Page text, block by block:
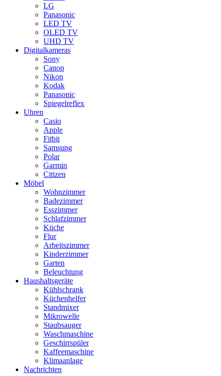
LG
Panasonic
LED TV
OLED TV
UHD TV
Digitalkameras
Sony
Canon
Nikon
Kodak
Panasonic
Spiegelreflex
Uhren
Casio
Apple
Fitbit
Samsung
Polar
Garmin
Citizen
Möbel
Wohnzimmer
Badezimmer
Esszimmer
Schlafzimmer
Küche
Flur
Arbeitszimmer
Kinderzimmer
Garten
Beleuchtung
Haushaltsgeräte
Kühlschrank
Küchenhelfer
Standmixer
Mikrowelle
Staubsauger
Waschmaschine
Geschirrspüler
Kaffeemaschine
Klimaanlage
Nachrichten